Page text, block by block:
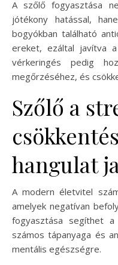
A szőlő fogyasztása
jótékony hatással,
bogyókban található
ereket, ezáltal javítva
vérkeringés pedig
megőrzéséhez, és
Szőlő a
hangulat
A modern életvitel
amelyek negatívan
fogyasztása segíthet
számos tápanyaga és
mentális egészségre.